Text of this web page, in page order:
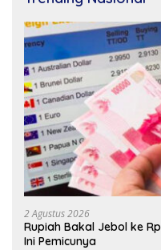
2 Agustus 2026
Rupiah Bakal Jebol ke
Ini Pemicunya